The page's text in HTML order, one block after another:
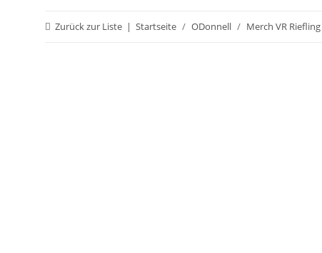
Zurück zur Liste Startseite ODonnell Merch VR Riefling